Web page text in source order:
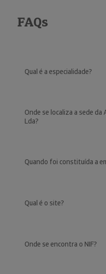
FAQs
Qual é a especialidade?
Onde se localiza a sede da
Lda?
Quando foi constituída a
Qual é o site?
Onde se encontra o NIF?